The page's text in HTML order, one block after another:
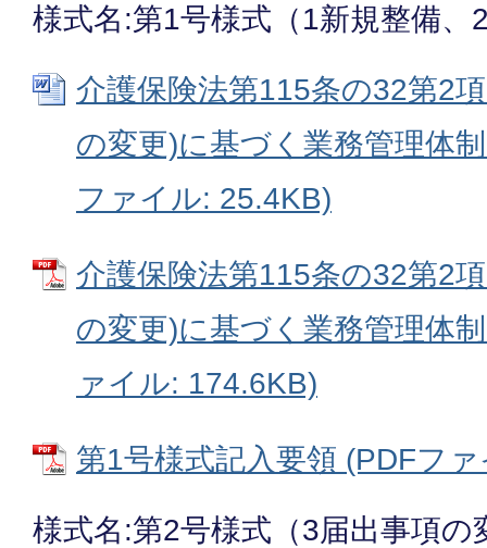
様式名:第1号様式（1新規整備、
介護保険法第115条の32第2
の変更)に基づく業務管理体
ファイル: 25.4KB)
介護保険法第115条の32第2
の変更)に基づく業務管理体
ァイル: 174.6KB)
第1号様式記入要領 (PDFフ
様式名:第2号様式（3届出事項の